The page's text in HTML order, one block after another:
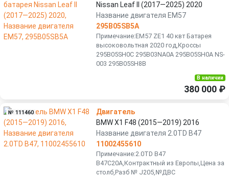
Nissan Leaf II (2017—2025) 2020
Название двигателя EM57
295B05SB5A
Примечание:EM57 ZE1 40 квт Бaтаpея
высоковoльтная 2020 год,Кроссы
295B05SН0C 295B03NA0A 295B05SН0A NS-
003 295B05SH8B
В наличии
380 000 ₽
№ 111460
Двигатель
BMW X1 F48 (2015—2019) 2016
Название двигателя 2.0TD B47
11002455610
Примечание:2.0TD B47
B47C20A,Контрактный из Европы,Цена за
столб,Разб № J205,№ДВС